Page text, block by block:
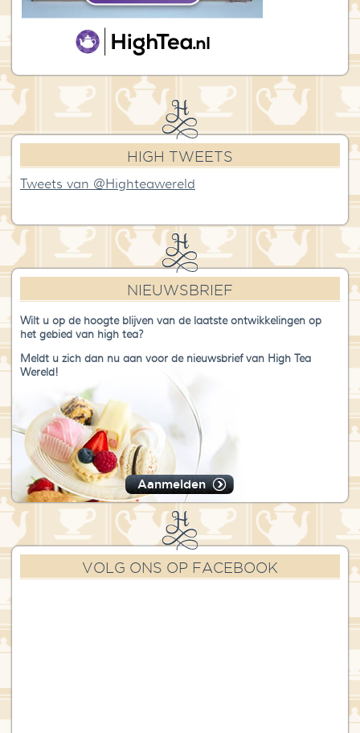
HIGH TWEETS
Tweets van @Highteawereld
NIEUWSBRIEF
Wilt u op de hoogte blijven van de laatste ontwikkelingen op
het gebied van high tea?
Meldt u zich dan nu aan voor de nieuwsbrief van High Tea
Wereld!
Aanmelden
VOLG ONS OP FACEBOOK